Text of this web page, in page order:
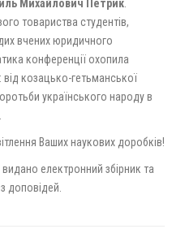
Михайлович Петрик
товариства студентів,
вчених юридичного
конференції охопила
від козацько-гетьманської
українського народу в
Ваших наукових доробків!
електронний збірник та
доповідей.